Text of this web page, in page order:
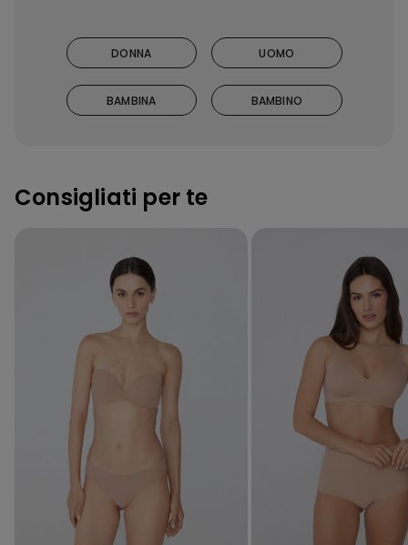
DONNA UOMO
BAMBINA BAMBINO
Consigliati per te